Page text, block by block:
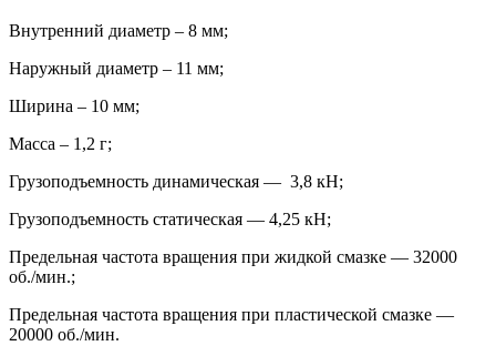
Внутренний диаметр – 8 мм;
Наружный диаметр – 11 мм;
Ширина – 10 мм;
Масса – 1,2 г;
Грузоподъемность динамическая — 3,8 кН;
Грузоподъемность статическая — 4,25 кН;
Предельная частота вращения при жидкой смазке — 32000
об./мин.;
Предельная частота вращения при пластической смазке —
20000 об./мин.